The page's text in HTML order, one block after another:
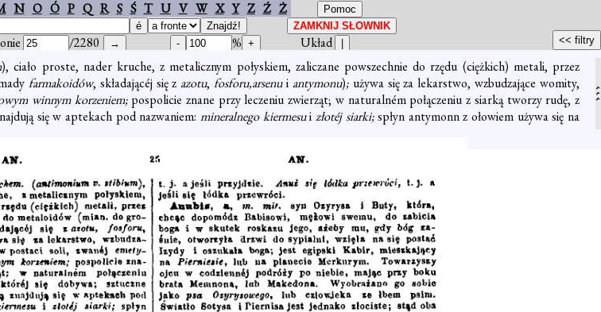
N O Ó P Q R S Ś T U V W X Y Z Ź Ż
/2280 %
Układ
), ciało proste, nader kruche, z metalicznym połyskiem, zaliczane powszechnie do rzędu (ciężkich) metali, przez
farmakoidów, składającéj się z azotu, fosforu,arsenui antymonu); używa się za lekarstwo, wzbudzające womity,
winnym korzeniem; pospolicie znane przy leczeniu zwierząt; w naturalném połączeniu z siarką tworzy rudę, z
się w aptekach pod nazwaniem: mineralnego kiermesui złotéj siarki;spłyn antymonn z ołowiem używa się na